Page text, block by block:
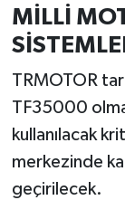
MİLLİ
TRMOTOR
TF35000
kullanılacak
merkezinde
geçirilecek.
Otomobil
Pazarlar
Politika
Resmi İlan